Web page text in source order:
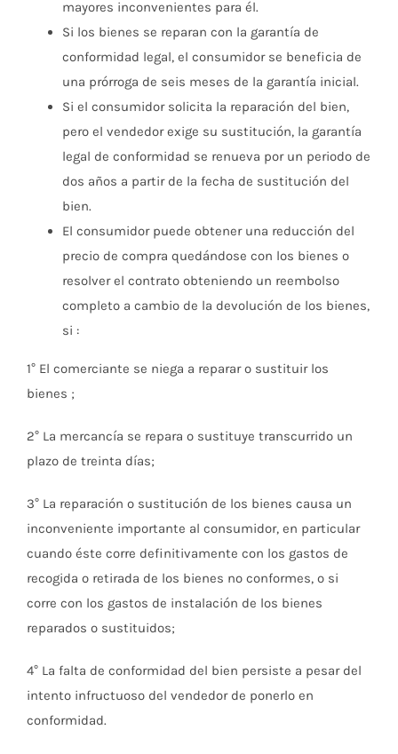
mayores inconvenientes para él.
Si los bienes se reparan con la garantía de
conformidad legal, el consumidor se beneficia de
una prórroga de seis meses de la garantía inicial.
Si el consumidor solicita la reparación del bien,
pero el vendedor exige su sustitución, la garantía
legal de conformidad se renueva por un periodo de
dos años a partir de la fecha de sustitución del
bien.
El consumidor puede obtener una reducción del
precio de compra quedándose con los bienes o
resolver el contrato obteniendo un reembolso
completo a cambio de la devolución de los bienes,
si :
1° El comerciante se niega a reparar o sustituir los
bienes ;
2° La mercancía se repara o sustituye transcurrido un
plazo de treinta días;
3° La reparación o sustitución de los bienes causa un
inconveniente importante al consumidor, en particular
cuando éste corre definitivamente con los gastos de
recogida o retirada de los bienes no conformes, o si
corre con los gastos de instalación de los bienes
reparados o sustituidos;
4° La falta de conformidad del bien persiste a pesar del
intento infructuoso del vendedor de ponerlo en
conformidad.